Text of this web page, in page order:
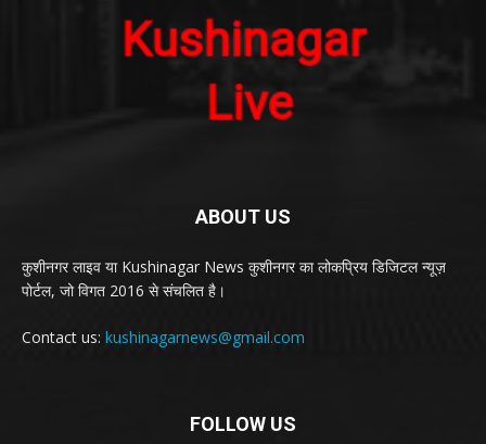
ABOUT US
कुशीनगर लाइव या Kushinagar News कुशीनगर का लोकप्रिय डिजिटल न्यूज़
पोर्टल, जो विगत 2016 से संचलित है।
Contact us: kushinagarnews@gmail.com
FOLLOW US